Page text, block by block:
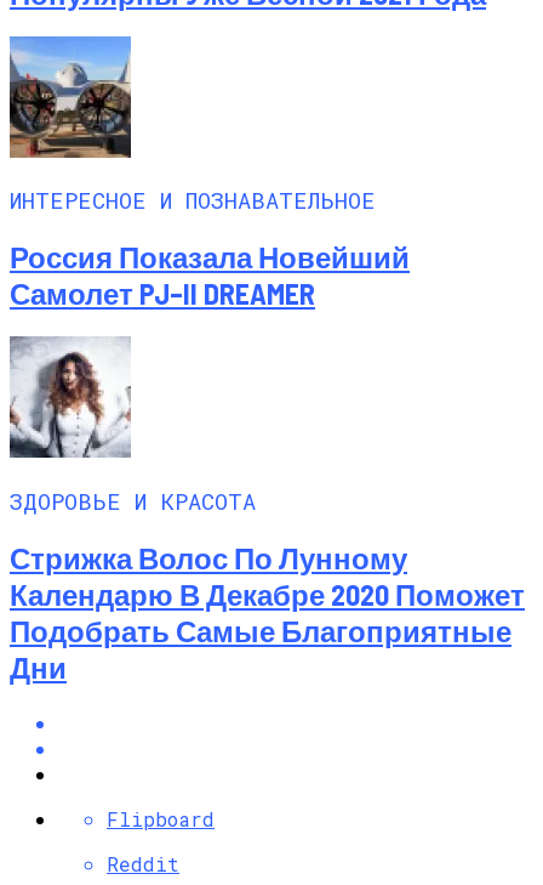
ИНТЕРЕСНОЕ И ПОЗНАВАТЕЛЬНОЕ
Россия Показала Новейший
Самолет PJ–II DREAMER
ЗДОРОВЬЕ И КРАСОТА
Стрижка Волос По Лунному
Календарю В Декабре 2020 Поможет
Подобрать Самые Благоприятные
Дни
Flipboard
Reddit